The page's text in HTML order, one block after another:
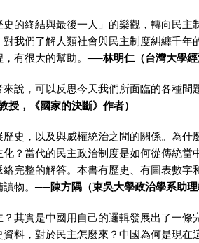
的終結與最後一人」的樂觀，轉向民主
我們了解人類社會與民主制度糾纏千年
有很大的幫助。 ──林明仁（台灣大學經
說，可以反思今天我們所面臨的各種問
授，《國家的決斷》作者）
史，以及與威權統治之間的關係。為什
？當代的民主政治制度是如何從傳統當
完整的解答。本書有歷史、有圖表數字
物。 ──陳方隅（東吳大學政治學系助理
其實是中國用自己的邏輯發展出了一條
料，對於民主怎麼來？中國為何是現在